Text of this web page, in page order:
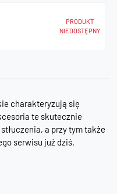
PRODUKT
NIEDOSTĘPNY
charakteryzują się
te skutecznie
a przy tym także
serwisu już dziś.